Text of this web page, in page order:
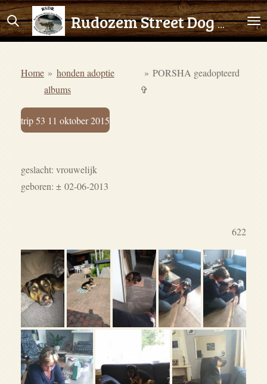
Ga
direct
hoofdinhoud
Rudozem Street Dog Rescue
Home » honden adoptie
albums
» PORSHA geadopteerd
✞
trip 53 11 oktober 2015
geslacht: vrouwelijk
geboren: ± 02-06-2013
622